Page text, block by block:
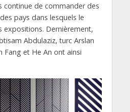
continue de commander des
pays dans lesquels le
expositions. Dernièrement,
Abdulaziz, turc Arslan
Fang et He An ont ainsi